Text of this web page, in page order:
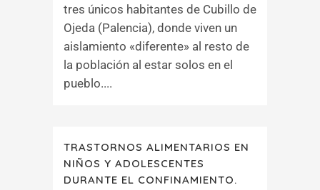
tres únicos habitantes de Cubillo de
Ojeda (Palencia), donde viven un
aislamiento «diferente» al resto de
la población al estar solos en el
pueblo....
TRASTORNOS ALIMENTARIOS EN
NIÑOS Y ADOLESCENTES
DURANTE EL CONFINAMIENTO.